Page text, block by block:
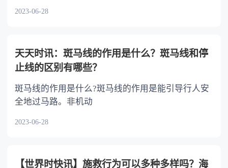
2023-06-28
天天时讯：斑马线的作用是什么？斑马线和停
止线的区别有哪些？
斑马线的作用是什么?斑马线的作用是能引导行人安
全地过马路。非机动
2023-06-28
【世界时快讯】施救行为可以多种多样吗？海